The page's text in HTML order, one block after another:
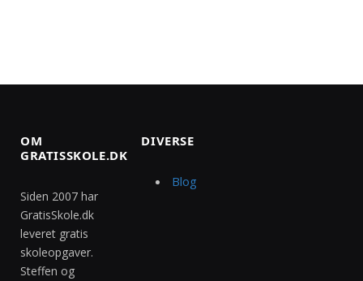
OM
GRATISSKOLE.DK
Siden 2007 har
GratisSkole.dk
leveret gratis
skoleopgaver.
Steffen og
DIVERSE
Blog